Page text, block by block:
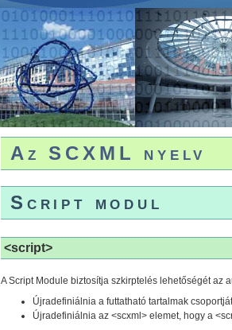
Az SCXML nyelv
Script modul
<script>
A Script Module biztosítja szkirptelés lehetőségét az
Újradefiniálnia a futtatható tartalmak
Újradefiniálnia az <scxml> elemet, hogy a